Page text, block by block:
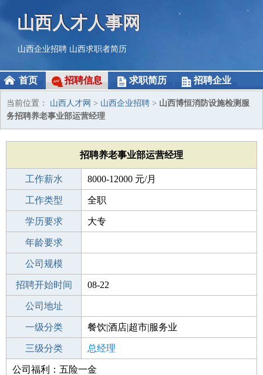
山西人才人事网
山西企业招聘 山西求职者简历
首页 招聘信息 求职简历 招聘企业
当前位置： 山西人才网 > 山西企业招聘 > 山西博恒消防设施检测服
务招聘养老事业部运营经理
招聘养老事业部运营经理
工作薪水 8000-12000 元/月
招聘人数 1人
工作类型 全职
性别要求 -
学历要求 大专
工作经验
年龄要求
工作地点
公司规模
公司电话
招聘开始时间 08-22
招聘结束时间
公司地址
一级分类 餐饮|酒店|超市|服务业
二级分类 酒店
三级分类 总经理
其他行业
公司福利：五险一金